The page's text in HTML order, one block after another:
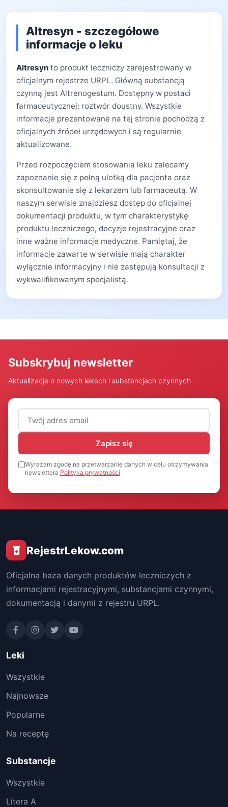
Altresyn - szczegółowe
informacje o leku
Altresyn to produkt leczniczy zarejestrowany w
oficjalnym rejestrze URPL. Główną substancją
czynną jest Altrenogestum. Dostępny w postaci
farmaceutycznej: roztwór doustny. Wszystkie
informacje prezentowane na tej stronie pochodzą z
oficjalnych źródeł urzędowych i są regularnie
aktualizowane.
Przed rozpoczęciem stosowania leku zalecamy
zapoznanie się z pełną ulotką dla pacjenta oraz
skonsultowanie się z lekarzem lub farmaceutą. W
naszym serwisie znajdziesz dostęp do oficjalnej
dokumentacji produktu, w tym charakterystykę
produktu leczniczego, decyzje rejestracyjne oraz
inne ważne informacje medyczne. Pamiętaj, że
informacje zawarte w serwisie mają charakter
wyłącznie informacyjny i nie zastępują konsultacji z
wykwalifikowanym specjalistą.
Subskrybuj newsletter
Aktualizacje o nowych lekach i substancjach czynnych
Adres email (wymagany)
Zapisz się
Wyrażam zgodę na przetwarzanie danych w celu otrzymywania
newslettera Polityka prywatności
RejestrLekow.com
Oficjalna baza danych produktów leczniczych z
informacjami rejestracyjnymi, substancjami czynnymi,
dokumentacją i danymi z rejestru URPL.
Leki
Wszystkie
Najnowsze
Popularne
Na receptę
Substancje
Wszystkie
Litera A